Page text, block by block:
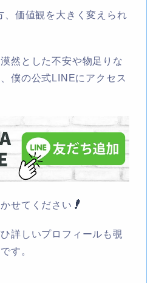
、価値観を大きく変えられ
然とした不安や物足りな
僕の公式LINEにアクセス
せてください
詳しいプロフィールも覗
す。